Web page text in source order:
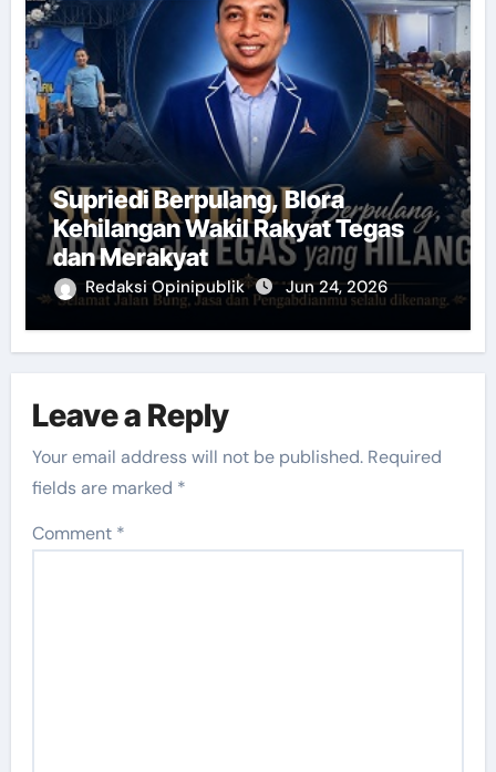
Supriedi Berpulang, Blora
Kehilangan Wakil Rakyat Tegas
dan Merakyat
Redaksi Opinipublik Jun 24, 2026
Leave a Reply
Your email address will not be published. Required
fields are marked *
Comment *